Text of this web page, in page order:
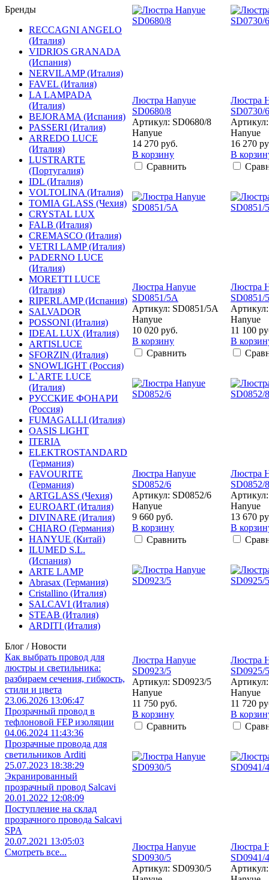
Бренды
RECCAGNI ANGELO
(Италия)
VIDRIOS GRANADA
(Испания)
NERVILAMP (Италия)
FAVEL (Италия)
LA LAMPADA
(Италия)
BEJORAMA (Испания)
PASSERI (Италия)
ARREDO LUCE
(Италия)
LUSTRARTE
(Португалия)
IDL (Италия)
VOLTOLINA (Италия)
TOMIA GLASS (Чехия)
CRYSTAL LUX
FALB (Италия)
CREMASCO (Италия)
VETRI LAMP (Италия)
PADERNO LUCE
(Италия)
MORETTI LUCE
(Италия)
RIPERLAMP (Испания)
SALVADOR
POSSONI (Италия)
IDEAL LUX (Италия)
ARTISLUCE
SFORZIN (Италия)
SNOWLIGHT (Россия)
L`ARTE LUCE
(Италия)
РУССКИЕ ФОНАРИ
(Россия)
FUMAGALLI (Италия)
OASIS LIGHT
ITERIA
ELEKTROSTANDARD
(Германия)
FAVOURITE
(Германия)
ARTGLASS (Чехия)
EUROART (Италия)
DIVINARE (Италия)
CHIARO (Германия)
HANYUE (Китай)
ILUMED S.L.
(Испания)
ARTE LAMP
Abrasax (Германия)
Cristallino (Италия)
SALCAVI (Италия)
STEAB (Италия)
ARDITI (Италия)
Блог / Новости
Как выбрать провод для
люстры и светильника:
разбираем сечения, гибкость,
стили и цвета
23.06.2026 13:06:47
Прозрачный провод в
тефлоновой FEP изоляции
04.06.2024 11:43:36
Прозрачные провода для
светильников Arditi
25.07.2023 18:38:29
Экранированный
прозрачный провод Salcavi
20.01.2022 12:08:09
Поступление на склад
прозрачного провода Salcavi
SPA
20.07.2021 13:05:03
Смотреть все...
Люстра Hanyue
SD0680/8
Артикул: SD0680/8
Hanyue
14 270 руб.
В корзину
Сравнить
Люстра
SD0730/6
Hanyue
16 270
В
Люстра Hanyue
SD0851/5A
Артикул: SD0851/5A
Hanyue
10 020 руб.
В корзину
Сравнить
Люстра
SD0851/
Hanyue
11 100
В
Люстра Hanyue
SD0852/6
Артикул: SD0852/6
Hanyue
9 660 руб.
В корзину
Сравнить
Люстра
SD0852/8
Hanyue
13 670
В
Люстра Hanyue
SD0923/5
Артикул: SD0923/5
Hanyue
11 750 руб.
В корзину
Сравнить
Люстра
SD0925/5
Hanyue
11 720
В
Люстра Hanyue
SD0930/5
Артикул: SD0930/5
Люстра
SD0941/